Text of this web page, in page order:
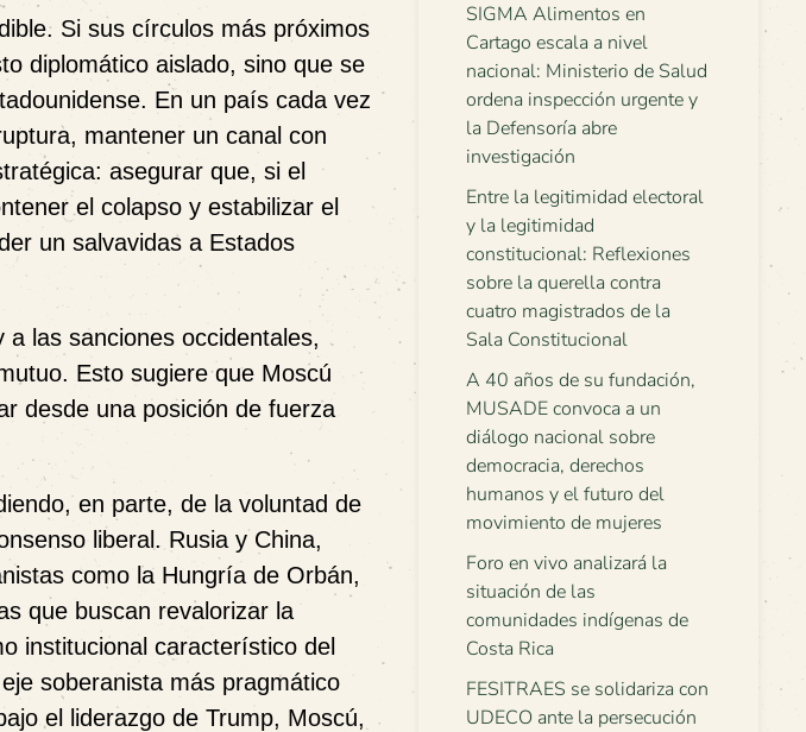
Si sus círculos más próximos
diplomático aislado, sino que se
En un país cada vez
mantener un canal con
asegurar que, si el
el colapso y estabilizar el
un salvavidas a Estados
las sanciones occidentales,
Esto sugiere que Moscú
desde una posición de fuerza
en parte, de la voluntad de
liberal. Rusia y China,
como la Hungría de Orbán,
que buscan revalorizar la
institucional característico del
soberanista más pragmático
el liderazgo de Trump, Moscú,
SIGMA Alimentos en
Cartago escala a nivel
nacional: Ministerio de Salud
ordena inspección urgente y
la Defensoría abre
investigación
Entre la legitimidad electoral
y la legitimidad
constitucional: Reflexiones
sobre la querella contra
cuatro magistrados de la
Sala Constitucional
A 40 años de su fundación,
MUSADE convoca a un
diálogo nacional sobre
democracia, derechos
humanos y el futuro del
movimiento de mujeres
Foro en vivo analizará la
situación de las
comunidades indígenas de
Costa Rica
FESITRAES se solidariza con
UDECO ante la persecución